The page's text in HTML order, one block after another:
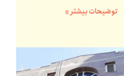
توضیحات بیشتر »